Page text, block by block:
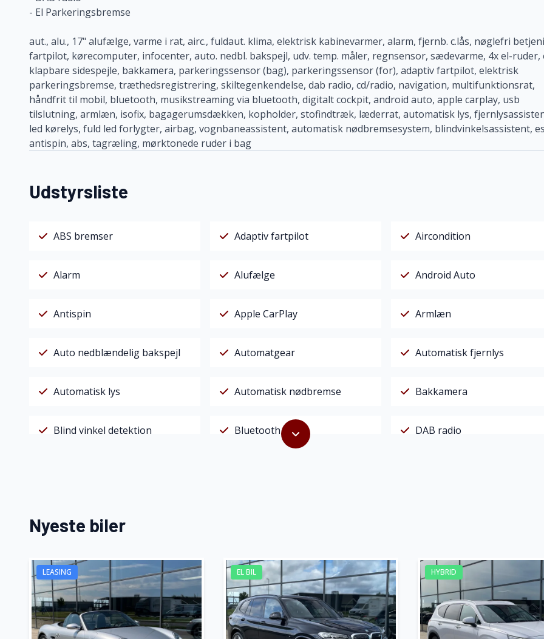
- El Parkeringsbremse
aut., alu., 17" alufælge, varme i rat, airc., fuldaut. klima, elektrisk kabinevarmer, alarm, fjernb. c.lås, nøglefri
fartpilot, kørecomputer, infocenter, auto. nedbl. bakspejl, udv. temp. måler, regnsensor, sædevarme, 4x el-ruder,
klapbare sidespejle, bakkamera, parkeringssensor (bag), parkeringssensor (for), adaptiv fartpilot, elektrisk
parkeringsbremse, træthedsregistrering, skiltegenkendelse, dab radio, cd/radio, navigation, multifunktionsrat,
håndfrit til mobil, bluetooth, musikstreaming via bluetooth, digitalt cockpit, android auto, apple carplay, usb
tilslutning, armlæn, isofix, bagagerumsdækken, kopholder, stofindtræk, læderrat, automatisk lys,
led kørelys, fuld led forlygter, airbag, vognbaneassistent, automatisk nødbremsesystem, blindvinkelsassistent,
antispin, abs, tagræling, mørktonede ruder i bag
Udstyrsliste
ABS bremser Adaptiv fartpilot Aircondition
Alarm Alufælge Android Auto
Antispin Apple CarPlay Armlæn
Auto nedblændelig bakspejl Automatgear Automatisk fjernlys
Automatisk lys Automatisk nødbremse Bakkamera
Blind vinkel detektion Bluetooth DAB radio
Isofix Kabinevarmer Kørecomputer
LED kørelys Læderrat
Musikstreaming via
Nyeste biler
LEASING EL BIL HYBRID